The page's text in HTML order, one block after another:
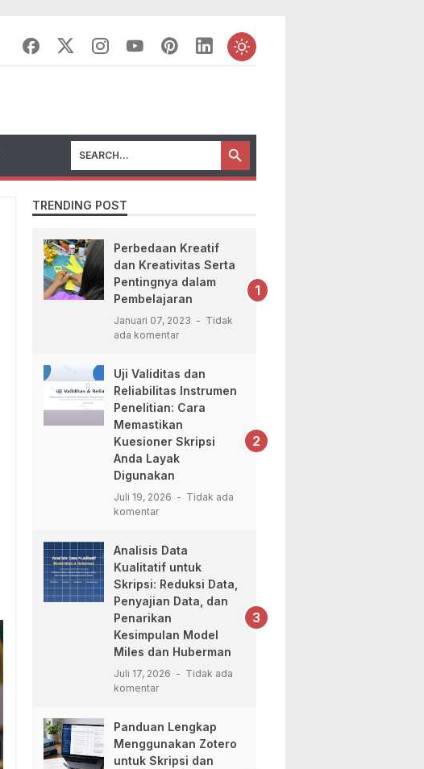
TRENDING POST
Perbedaan Kreatif
dan Kreativitas Serta
Pentingnya dalam
Pembelajaran
Januari 07, 2023
Tidak
ada komentar
Uji Validitas dan
Reliabilitas Instrumen
Penelitian: Cara
Memastikan
Kuesioner Skripsi
Anda Layak
Digunakan
Juli 19, 2026
Tidak ada
komentar
Analisis Data
Kualitatif untuk
Skripsi: Reduksi Data,
Penyajian Data, dan
Penarikan
Kesimpulan Model
Miles dan Huberman
Juli 17, 2026
Tidak ada
komentar
Panduan Lengkap
Menggunakan Zotero
untuk Skripsi dan